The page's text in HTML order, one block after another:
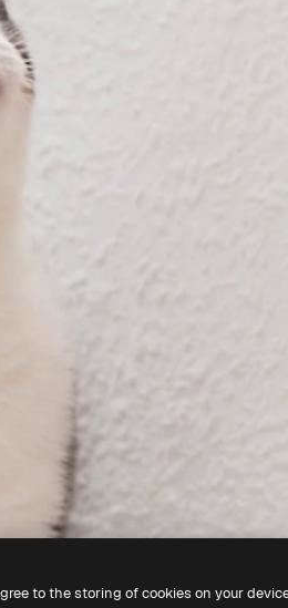
to the storing of cookies on your